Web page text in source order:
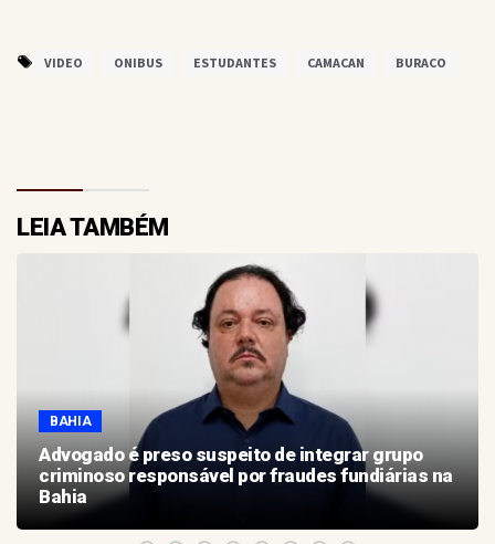
VIDEO ONIBUS ESTUDANTES CAMACAN BURACO
LEIA TAMBÉM
BAHIA
Advogado é preso suspeito de integrar grupo
criminoso responsável por fraudes fundiárias na
Bahia